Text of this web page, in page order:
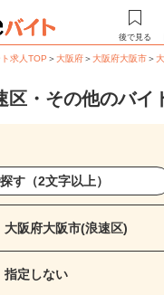
後で見る
求人TOP ＞大阪府＞大阪府大阪市＞
区・その他のバイ
大阪府大阪市(浪速区)
指定しない